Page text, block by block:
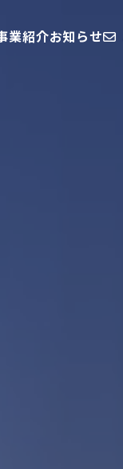
業紹介お知らせ